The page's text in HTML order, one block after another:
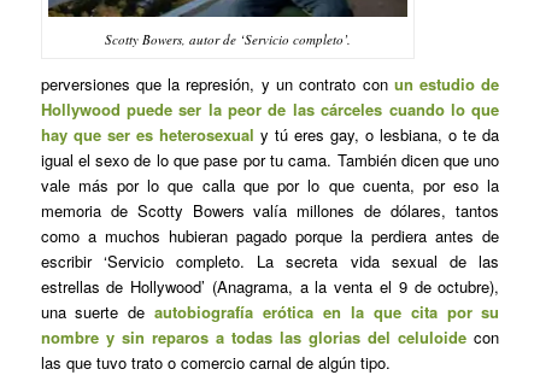
Scotty Bowers, autor de ‘Servicio completo’.
perversiones que la represión, y un contrato con un estudio de
Hollywood puede ser la peor de las cárceles cuando lo que
hay que ser es heterosexual y tú eres gay, o lesbiana, o te da
igual el sexo de lo que pase por tu cama. También dicen que uno
vale más por lo que calla que por lo que cuenta, por eso la
memoria de Scotty Bowers valía millones de dólares, tantos
como a muchos hubieran pagado porque la perdiera antes de
escribir ‘Servicio completo. La secreta vida sexual de las
estrellas de Hollywood’ (Anagrama, a la venta el 9 de octubre),
una suerte de autobiografía erótica en la que cita por su
nombre y sin reparos a todas las glorias del celuloidecon
las que tuvo trato o comercio carnal de algún tipo.